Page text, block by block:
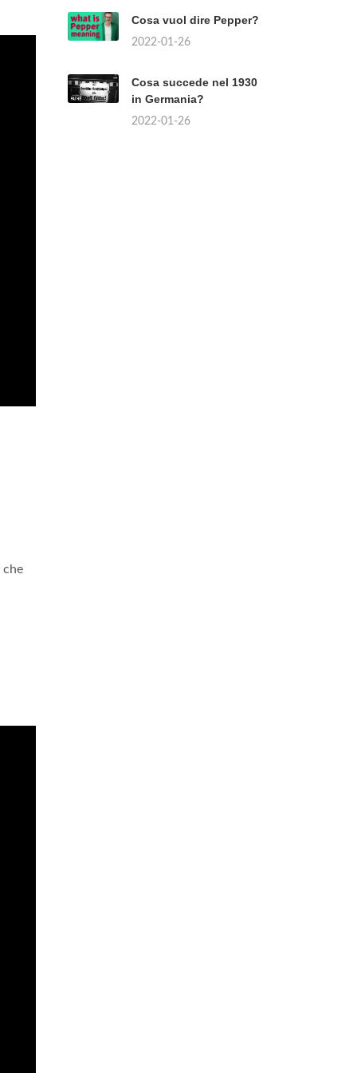
che
Cosa vuol dire Pepper?
2022-01-26
Cosa succede nel 1930
in Germania?
2022-01-26